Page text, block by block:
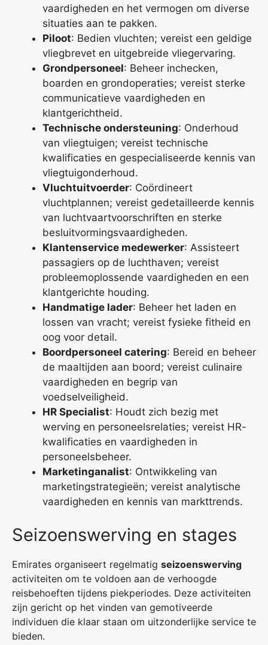
vaardigheden en het vermogen om diverse
situaties aan te pakken.
Piloot: Bedien vluchten; vereist een geldige
vliegbrevet en uitgebreide vliegervaring.
Grondpersoneel: Beheer inchecken,
boarden en grondoperaties; vereist sterke
communicatieve vaardigheden en
klantgerichtheid.
Technische ondersteuning: Onderhoud
van vliegtuigen; vereist technische
kwalificaties en gespecialiseerde kennis van
vliegtuigonderhoud.
Vluchtuitvoerder: Coördineert
vluchtplannen; vereist gedetailleerde kennis
van luchtvaartvoorschriften en sterke
besluitvormingsvaardigheden.
Klantenservice medewerker: Assisteert
passagiers op de luchthaven; vereist
probleemoplossende vaardigheden en een
klantgerichte houding.
Handmatige lader: Beheer het laden en
lossen van vracht; vereist fysieke fitheid en
oog voor detail.
Boordpersoneel catering: Bereid en beheer
de maaltijden aan boord; vereist culinaire
vaardigheden en begrip van
voedselveiligheid.
HR Specialist: Houdt zich bezig met
werving en personeelsrelaties; vereist HR-
kwalificaties en vaardigheden in
personeelsbeheer.
Marketinganalist: Ontwikkeling van
marketingstrategieën; vereist analytische
vaardigheden en kennis van markttrends.
Seizoenswerving en stages
Emirates organiseert regelmatig seizoenswerving
activiteiten om te voldoen aan de verhoogde
reisbehoeften tijdens piekperiodes. Deze activiteiten
zijn gericht op het vinden van gemotiveerde
individuen die klaar staan om uitzonderlijke service te
bieden.